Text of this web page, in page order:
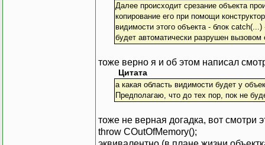
Далее происходит срезание объекта
копирование его при помощи
видимости этого объекта - блок
будет автоматически разрушен вызовом
тоже верно я и об этом написал
Цитата
а какая область видимости будет у
Предполагаю, что до тех пор, пок не
тоже не верная догадка, вот смотри
throw COutOfMemory();